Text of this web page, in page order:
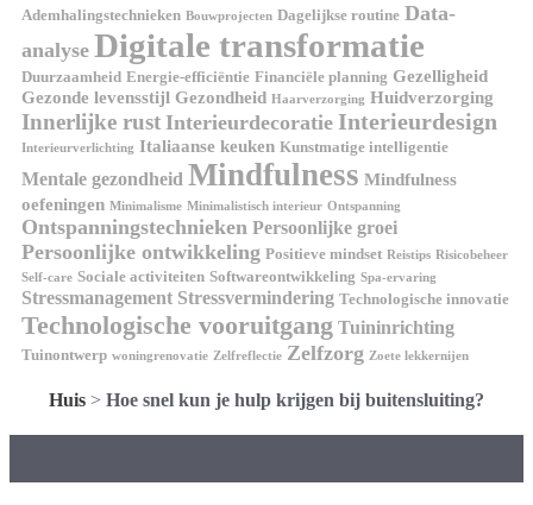
Ademhalingstechnieken Bouwprojecten Dagelijkse routine Data-
analyse Digitale transformatie
Duurzaamheid Energie-efficiëntie Financiële planning Gezelligheid
Gezonde levensstijl Gezondheid Haarverzorging Huidverzorging
Innerlijke rust Interieurdecoratie Interieurdesign
Interieurverlichting Italiaanse keuken Kunstmatige intelligentie
Mentale gezondheid Mindfulness Mindfulness
oefeningen Minimalisme Minimalistisch interieur Ontspanning
Ontspanningstechnieken Persoonlijke groei
Persoonlijke ontwikkeling Positieve mindset Reistips Risicobeheer
Self-care Sociale activiteiten Softwareontwikkeling Spa-ervaring
Stressmanagement Stressvermindering Technologische innovatie
Technologische vooruitgang Tuininrichting
Tuinontwerp woningrenovatie Zelfreflectie Zelfzorg Zoete lekkernijen
Huis > Hoe snel kun je hulp krijgen bij buitensluiting?